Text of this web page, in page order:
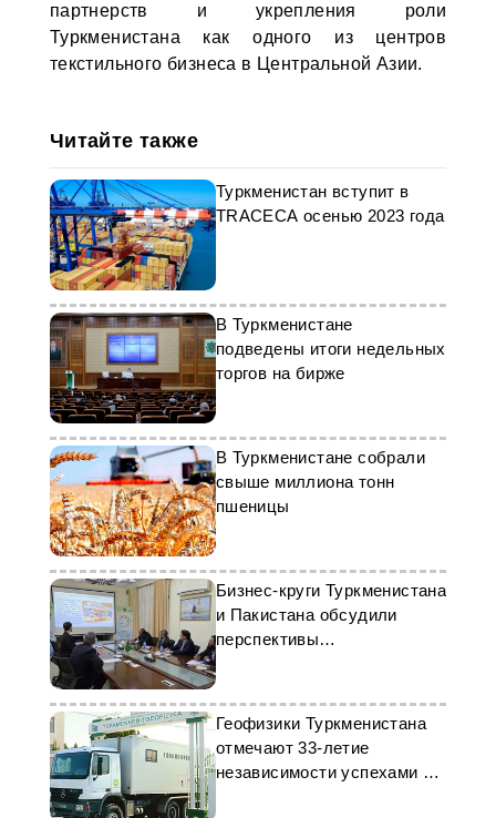
партнерств и укрепления роли
Туркменистана как одного из центров
текстильного бизнеса в Центральной Азии.
Читайте также
Туркменистан вступит в
TRACECA осенью 2023 года
В Туркменистане
подведены итоги недельных
торгов на бирже
В Туркменистане собрали
свыше миллиона тонн
пшеницы
Бизнес-круги Туркменистана
и Пакистана обсудили
перспективы
сотрудничества
Геофизики Туркменистана
отмечают 33-летие
независимости успехами в